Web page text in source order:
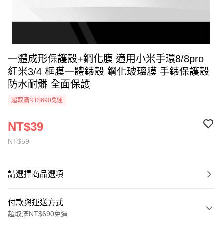
一體成形保護殼+鋼化膜 適用小米手環8/8pro
紅米3/4 框膜一體錶殼 鋼化玻璃膜 手錶保護殼
防水耐髒 全面保護
超取滿NT$690免運
NT$59
NT$39
請選擇商品選項
付款與運送方式
超取滿NT$690免運